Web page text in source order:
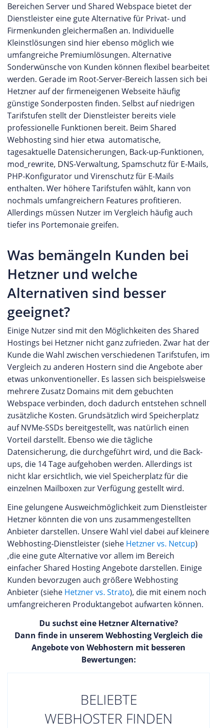
Internet besser gefunden wird. Serversysteme für
Profis Im breiten Angebot von STRATO findet man
neben den klassischen Webspace Paketen auch
professionelle Serversysteme. Hier können zum
einen virtuelle Server auf Linux oder Windows
Basis und zum anderen dedizierte Server
bereitgestellt werden. Bei den virtuellen Servern
profitieren Kunden aufgrund der zwischen
mehreren Kunden aufgeteilten Leistung von
besonders attraktiven Preisen, ohne dass
Abstriche bei der Konfigurationsfreiheit des
eigenen Systems gemacht werden müssen. Bei
den dedizierten Servern erhalten Kunden vollen
Zugriff auf einen physikalisch eigenständigen
Server, dessen Hardware Performance exklusiv
genutzt werden kann. Darüber hinaus werden von
STRATO auch verschiedene Cloud-Produkte
angeboten, mit denen sich Daten mittels
automatischer Backups auf deutschen Servern
STRATO Erfahrungen sammeln konnten, dann
können Sie eine eigene Bewertung des
Unternehmens auf unserer Webseite abgeben.
Webhosting auch Cloud Server und Root Server,
Onlineshop Hosting sowie verschiedene Cloud
Services angeboten. Die Webhosting Angebote
von Alfahosting Herzstück des Angebots von
Alfahosting sind die verschiedenen Webspace
Pakete. Kunden haben hier die Wahl zwischen
mehreren Tarifen, die sich bei den
Leistungsparametern unterscheiden. Wer mehr
Speicherplatz und mehr Script Power benötigt,
der muss tiefer in die Tasche greifen. Darüber
hinaus gibt es spezielle für Einsteiger ein
komfortabeles Homepagebaukasten System,
fortgeschrittene Anwender können hingegen auf
Webspace mit speziellen E-Commerce Systemen
für den eigenen Onlineshop zurückgreifen. Für
Profis, die mehr Leistung als auf einem Shared
Webspace benötigen, können aus verschiedenen
Server Angeboten wählen. Neben günstigen
virtuellen Servern kann bei Bedarf auch auf
zurückgegriffen werden. Die Anbindung der
Server erfolgt in Rechenzentren am Standort
Deutschland. Für die Hardware kommt lediglich
Markenware zum Einsatz. Weitere Angebote für
mehrere Office Pakete und E-Mail-Lösungen, die
eine einfache Zusammenarbeit mehrerer
Teammitglieder ermöglichen. Besonderheit:
Flexible Vertragslaufzeiten Eine Besonderheit der
Alfahosting Webhosting Angebote stellen die
Vertragslaufzeiten dar. Kunden haben die
Möglichkeit, entweder durch monatliche Verträge
möglichst flexibel zu bleiben oder durch jährliche
Verträge einen Teil der anfallenden Kosten
einzusparen. Der Kunden im Fokus:
Umfangreiches Supportangebot Mit seiner hohen
Kundenorientierung legt Alfahosting besonderen
Wert auf den Support Bereich. Ein Team von
kompetenten Experten Montag bis Freitag von
06:00 bis 24:00 Uhr und Samstag und Sonntag von
09:00 bis 22:00 Uhr telefonisch zu erreichen.
Selbstverständlich können Kunden auch das
interne Ticketsystem nutzen und erhalten
üblicherweise binnen weniger Minuten eine
Antwort. Zusätzlich stellt Alphahosting auf ihrer
Webseite ein umfangreiches FAQ zu sämtlichen
relevanten Bereichen, sowie ein moderiertes
Kundenforum zur Verfügung. Sie können auf
unserer Webseite eine eigene Bewertung für
Alfahosting GmbH abgeben oder die Erfahrungen
anderer Kunden des Anbieters durchlesen.
Bereichen Server und Shared Webspace bietet der
Dienstleister eine gute Alternative für Privat- und
Firmenkunden gleichermaßen an. Individuelle
Kleinstlösungen sind hier ebenso möglich wie
umfangreiche Premiumlösungen. Alternative
Sonderwünsche von Kunden können flexibel bearbeitet
werden. Gerade im Root-Server-Bereich lassen sich bei
Hetzner auf der firmeneigenen Webseite häufig
günstige Sonderposten finden. Selbst auf niedrigen
Tarifstufen stellt der Dienstleister bereits viele
professionelle Funktionen bereit. Beim Shared
Webhosting sind hier etwa automatische,
tagesaktuelle Datensicherungen, Back-up-Funktionen,
mod_rewrite, DNS-Verwaltung, Spamschutz für E-Mails,
PHP-Konfigurator und Virenschutz für E-Mails
enthalten. Wer höhere Tarifstufen wählt, kann von
nochmals umfangreichern Features profitieren.
Allerdings müssen Nutzer im Vergleich häufig auch
tiefer ins Portemonaie greifen.
Was bemängeln Kunden bei
Hetzner und welche
Alternativen sind besser
geeignet?
Einige Nutzer sind mit den Möglichkeiten des Shared
Hostings bei Hetzner nicht ganz zufrieden. Zwar hat der
Kunde die Wahl zwischen verschiedenen Tarifstufen, im
Vergleich zu anderen Hostern sind die Angebote aber
etwas unkonventioneller. Es lassen sich beispielsweise
mehrere Zusatz Domains mit dem gebuchten
Webspace verbinden, doch dadurch entstehen schnell
zusätzliche Kosten. Grundsätzlich wird Speicherplatz
auf NVMe-SSDs bereitgestellt, was natürlich einen
Vorteil darstellt. Ebenso wie die tägliche
Datensicherung, die durchgeführt wird, und die Back-
ups, die 14 Tage aufgehoben werden. Allerdings ist
nicht klar ersichtlich, wie viel Speicherplatz für die
einzelnen Mailboxen zur Verfügung gestellt wird.
Eine gelungene Ausweichmöglichkeit zum Dienstleister
Hetzner könnten die von uns zusammengestellten
Anbieter darstellen. Unsere Wahl viel dabei auf kleinere
Webhosting-Dienstleister (siehe Hetzner vs. Netcup)
,die eine gute Alternative vor allem im Bereich
einfacher Shared Hosting Angebote darstellen. Einige
Kunden bevorzugen auch größere Webhosting
Anbieter (siehe Hetzner vs. Strato), die mit einem noch
umfangreicheren Produktangebot aufwarten können.
Du suchst eine Hetzner Alternative?
Dann finde in unserem Webhosting Vergleich die
Angebote von Webhostern mit besseren
Bewertungen:
BELIEBTE
WEBHOSTER FINDEN